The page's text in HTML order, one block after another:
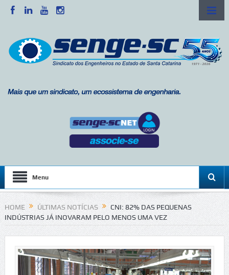
Menu
HOME ÚLTIMAS NOTÍCIAS
CNI: 82% DAS PEQUENAS
INDÚSTRIAS JÁ INOVARAM PELO MENOS UMA VEZ